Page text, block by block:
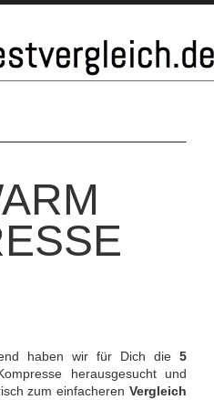
haben wir für Dich die 5
herausgesucht und
zum einfacheren Vergleich